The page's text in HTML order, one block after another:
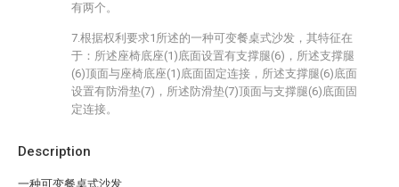
Description
一种可变餐桌式沙发
有两个。
7.根据权利要求1所述的一种可变餐桌式沙发，其特征在
于：所述座椅底座(1)底面设置有支撑腿(6)，所述支撑腿
(6)顶面与座椅底座(1)底面固定连接，所述支撑腿(6)底面
设置有防滑垫(7)，所述防滑垫(7)顶面与支撑腿(6)底面固
定连接。